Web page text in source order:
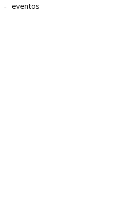
eventos